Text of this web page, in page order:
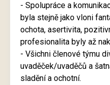
- Spolupráce a
byla stejně jako vloni
ochota, asertivita,
profesionalita byly až
- Všichni členové týmu
uvaděček/uvaděčů a
sladění a ochotní.